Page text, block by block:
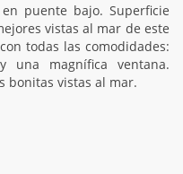
puente bajo. Superficie
vistas al mar de este
todas las comodidades:
una magnífica ventana.
bonitas vistas al mar.